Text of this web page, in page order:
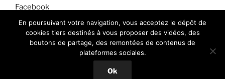
Facebook
Fièrement propulsé par WordPress
En poursuivant votre navigation, vous acceptez le dépôt de
cookies tiers destinés à vous proposer des vidéos, des
boutons de partage, des remontées de contenus de
plateformes sociales.
Ok